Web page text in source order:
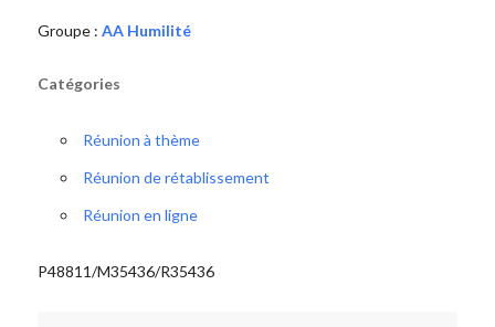
Groupe : AA Humilité
Catégories
Réunion à thème
Réunion de rétablissement
Réunion en ligne
P48811/M35436/R35436